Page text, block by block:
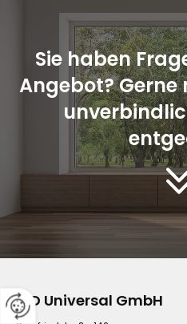
Sie haben
Angebot? Gerne
WD Universal GmbH